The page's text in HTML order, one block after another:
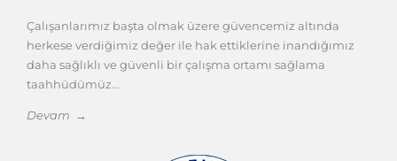
Çalışanlarımız başta olmak üzere güvencemiz altında
herkese verdiğimiz değer ile hak ettiklerine inandığımız
daha sağlıklı ve güvenli bir çalışma ortamı sağlama
taahhüdümüz...
Devam →